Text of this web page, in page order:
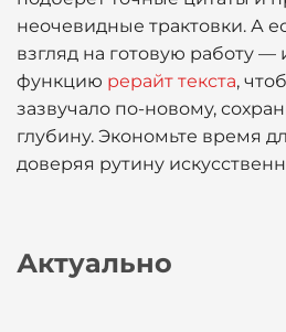
неочевидные трактовки. А
взгляд на готовую работу —
функцию рерайт текста,
зазвучало по-новому,
глубину. Экономьте время
доверяя рутину
Актуально